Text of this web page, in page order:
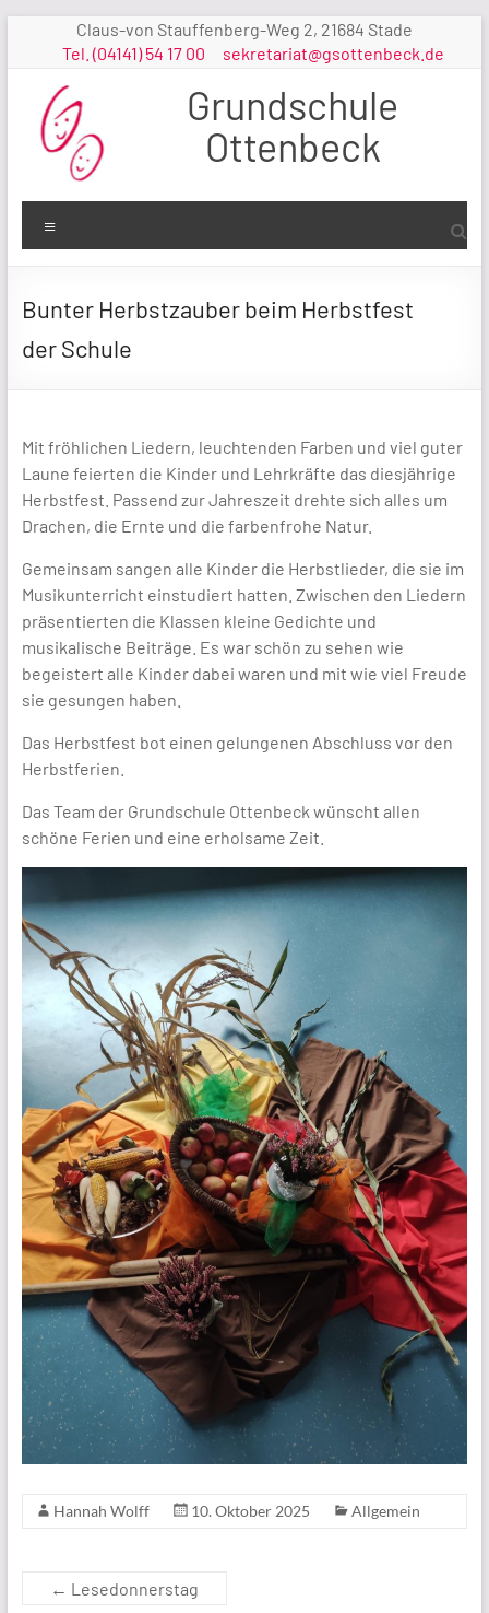
Claus-von Stauffenberg-Weg 2, 21684 Stade
Tel. (04141) 54 17 00
sekretariat@gsottenbeck.de
Grundschule
Ottenbeck
Bunter Herbstzauber beim Herbstfest
der Schule
Mit fröhlichen Liedern, leuchtenden Farben und viel guter
Laune feierten die Kinder und Lehrkräfte das diesjährige
Herbstfest. Passend zur Jahreszeit drehte sich alles um
Drachen, die Ernte und die farbenfrohe Natur.
Gemeinsam sangen alle Kinder die Herbstlieder, die sie im
Musikunterricht einstudiert hatten. Zwischen den Liedern
präsentierten die Klassen kleine Gedichte und
musikalische Beiträge. Es war schön zu sehen wie
begeistert alle Kinder dabei waren und mit wie viel Freude
sie gesungen haben.
Das Herbstfest bot einen gelungenen Abschluss vor den
Herbstferien.
Das Team der Grundschule Ottenbeck wünscht allen
schöne Ferien und eine erholsame Zeit.
Hannah Wolff 10. Oktober 2025 Allgemein
← Lesedonnerstag